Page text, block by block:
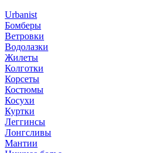
Urbanist
Бомберы
Ветровки
Водолазки
Жилеты
Колготки
Корсеты
Костюмы
Косухи
Куртки
Леггинсы
Лонгсливы
Мантии